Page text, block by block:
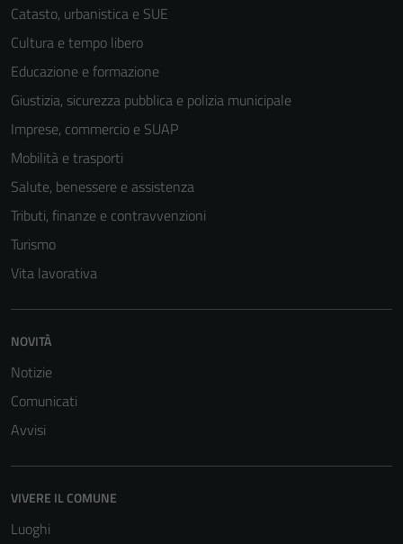
Catasto, urbanistica e SUE
Cultura e tempo libero
Educazione e formazione
Giustizia, sicurezza pubblica e polizia municipale
Imprese, commercio e SUAP
Mobilità e trasporti
Salute, benessere e assistenza
Tributi, finanze e contravvenzioni
Turismo
Vita lavorativa
NOVITÀ
Notizie
Comunicati
Avvisi
VIVERE IL COMUNE
Luoghi
Tecnici
essere